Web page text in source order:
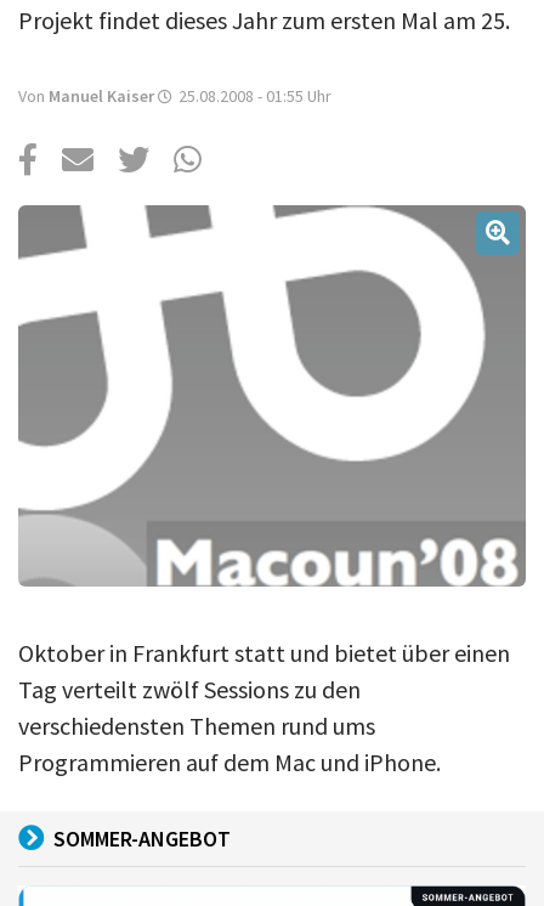
Über uns
Anmelden
Projekt findet dieses Jahr zum ersten Mal am 25.
Von Manuel Kaiser 25.08.2008 - 01:55 Uhr
Oktober in Frankfurt statt und bietet über einen
Tag verteilt zwölf Sessions zu den
verschiedensten Themen rund ums
Programmieren auf dem Mac und iPhone.
SOMMER-ANGEBOT